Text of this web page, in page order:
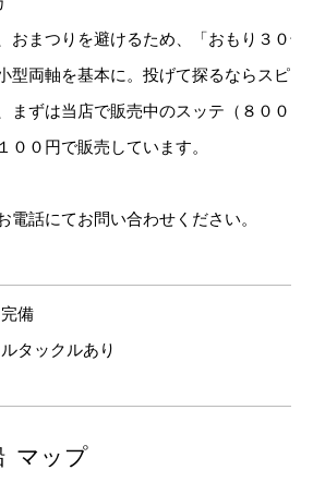
おまつりを避けるため、「おもり３０
型両軸を基本に。投げて探るならスピニ
まずは当店で販売中のスッテ（８００
００円で販売しています。
電話にてお問い合わせください。
備
タックルあり
マップ